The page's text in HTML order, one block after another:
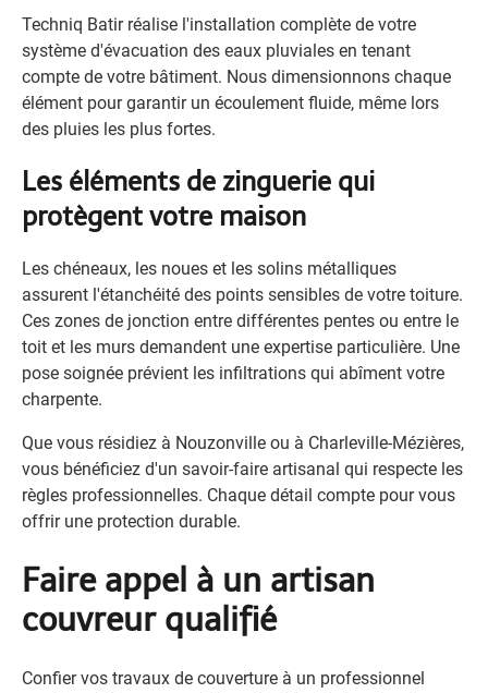
Techniq Batir réalise l'installation complète de votre
système d'évacuation des eaux pluviales en tenant
compte de votre bâtiment. Nous dimensionnons chaque
élément pour garantir un écoulement fluide, même lors
des pluies les plus fortes.
Les éléments de zinguerie qui
protègent votre maison
Les chéneaux, les noues et les solins métalliques
assurent l'étanchéité des points sensibles de votre toiture.
Ces zones de jonction entre différentes pentes ou entre le
toit et les murs demandent une expertise particulière. Une
pose soignée prévient les infiltrations qui abîment votre
charpente.
Que vous résidiez à Nouzonville ou à Charleville-Mézières,
vous bénéficiez d'un savoir-faire artisanal qui respecte les
règles professionnelles. Chaque détail compte pour vous
offrir une protection durable.
Faire appel à un artisan
couvreur qualifié
Confier vos travaux de couverture à un professionnel